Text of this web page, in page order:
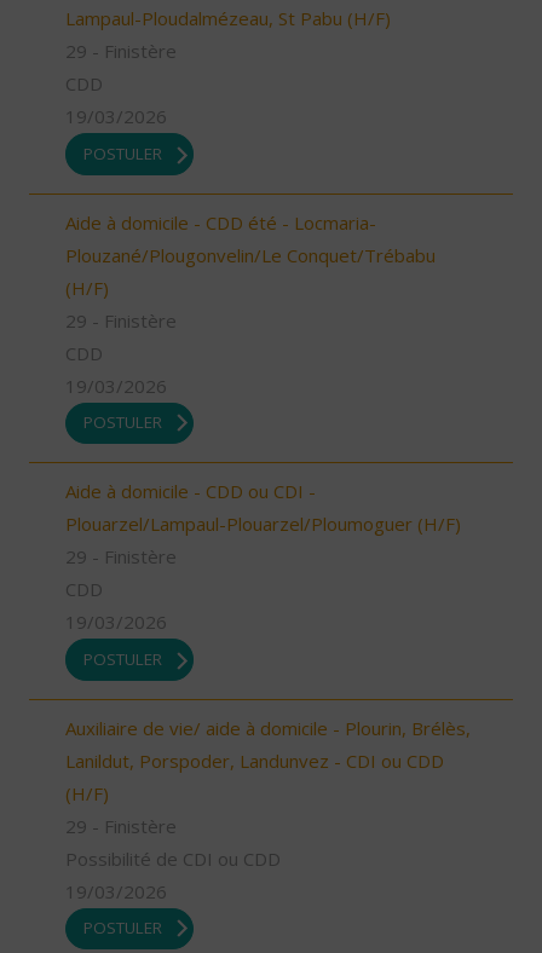
Lampaul-Ploudalmézeau, St Pabu (H/F)
29 - Finistère
CDD
19/03/2026
POSTULER
Aide à domicile - CDD été - Locmaria-
Plouzané/Plougonvelin/Le Conquet/Trébabu
(H/F)
29 - Finistère
CDD
19/03/2026
POSTULER
Aide à domicile - CDD ou CDI -
Plouarzel/Lampaul-Plouarzel/Ploumoguer (H/F)
29 - Finistère
CDD
19/03/2026
POSTULER
Auxiliaire de vie/ aide à domicile - Plourin, Brélès,
Lanildut, Porspoder, Landunvez - CDI ou CDD
(H/F)
29 - Finistère
Possibilité de CDI ou CDD
19/03/2026
POSTULER